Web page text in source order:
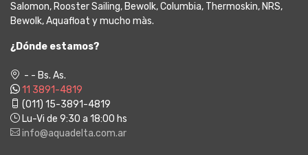
Salomon, Rooster Sailing, Bewolk, Columbia, Thermoskin, NRS,
Bewolk, Aquafloat y mucho màs.
¿Dónde estamos?
- - Bs. As.
11 3891-4819
(011) 15-3891-4819
Lu-Vi de 9:30 a 18:00 hs
info@aquadelta.com.ar